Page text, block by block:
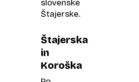
slovenske
Štajerske.
Štajerska
in
Koroška